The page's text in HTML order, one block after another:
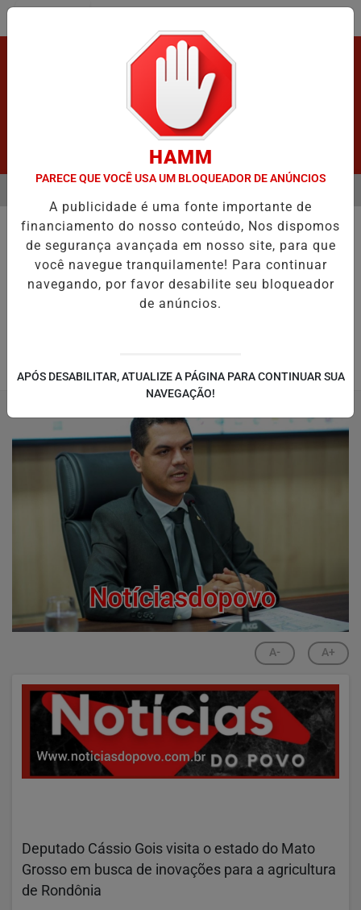
EM ALTA
BOA DO DIA
VÍDEO:Deputado Cássio Gois visita
o estado do Mato Grosso.
O Deputado busca de inovações para a
06/08/2025 10:59 06/08/2025 11:01
A- A+
Deputado Cássio Gois visita o estado do Mato
Grosso em busca de inovações para a agricultura
de Rondônia
HAMM
PARECE QUE VOCÊ USA UM BLOQUEADOR DE ANÚNCIOS
A publicidade é uma fonte importante de
financiamento do nosso conteúdo, Nos dispomos
de segurança avançada em nosso site, para que
você navegue tranquilamente! Para continuar
navegando, por favor desabilite seu bloqueador
de anúncios.
APÓS DESABILITAR, ATUALIZE A PÁGINA PARA CONTINUAR SUA
NAVEGAÇÃO!